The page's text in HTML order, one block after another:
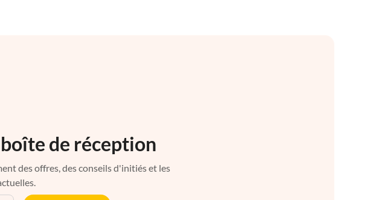
de réception
des offres, des conseils d'initiés et les